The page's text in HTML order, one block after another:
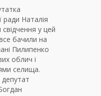
Наталія
у цей
бачили на
Пилипенко
облич і
селища.